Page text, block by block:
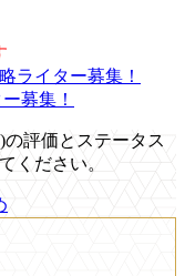
ライター募集！
募集！
評価とステータス
ください。